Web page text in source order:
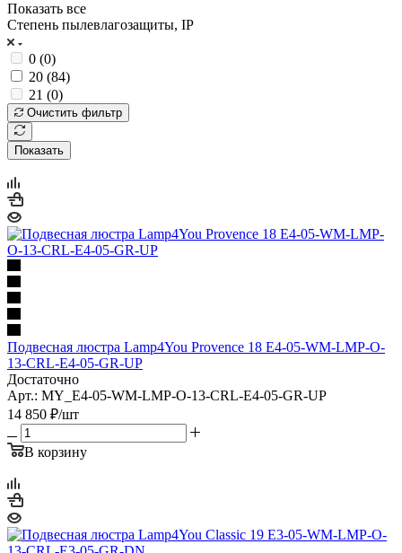
Показать все
Степень пылевлагозащиты, IP
0 (0)
20 (84)
21 (0)
Очистить фильтр
Показать
Подвесная люстра Lamp4You Provence 18 E4-05-WM-LMP-O-
13-CRL-E4-05-GR-UP
Достаточно
Арт.: MY_E4-05-WM-LMP-O-13-CRL-E4-05-GR-UP
14 850 ₽/шт
В корзину